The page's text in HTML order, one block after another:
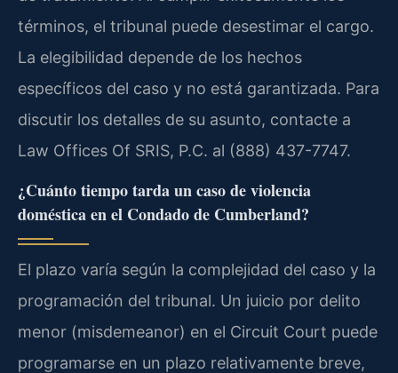
términos, el tribunal puede desestimar el cargo.
La elegibilidad depende de los hechos
específicos del caso y no está garantizada. Para
discutir los detalles de su asunto, contacte a
Law Offices Of SRIS, P.C. al (888) 437-7747.
¿Cuánto tiempo tarda un caso de violencia
doméstica en el Condado de Cumberland?
El plazo varía según la complejidad del caso y la
programación del tribunal. Un juicio por delito
menor (misdemeanor) en el Circuit Court puede
programarse en un plazo relativamente breve,